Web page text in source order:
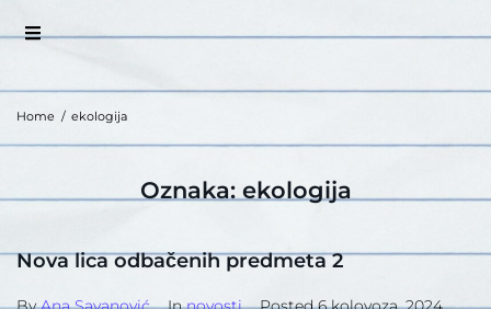
Home / ekologija
Oznaka: ekologija
Nova lica odbačenih predmeta 2